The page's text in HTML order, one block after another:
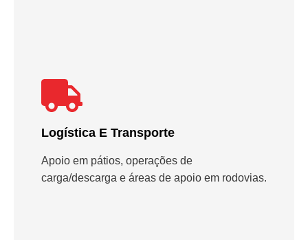
Logística E Transporte
Apoio em pátios, operações de
carga/descarga e áreas de apoio em rodovias.